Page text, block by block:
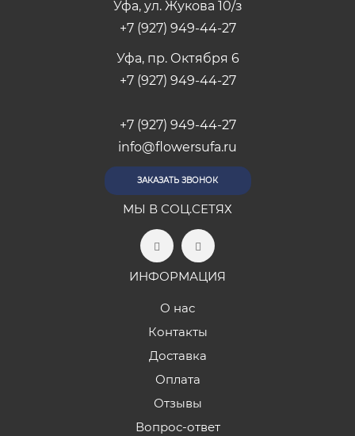
Уфа, ул. Жукова 10/з
+7 (927) 949-44-27
Уфа, пр. Октября 6
+7 (927) 949-44-27
+7 (927) 949-44-27
info@flowersufa.ru
ЗАКАЗАТЬ ЗВОНОК
МЫ В СОЦ.СЕТЯХ
ИНФОРМАЦИЯ
О нас
Контакты
Доставка
Оплата
Отзывы
Вопрос-ответ